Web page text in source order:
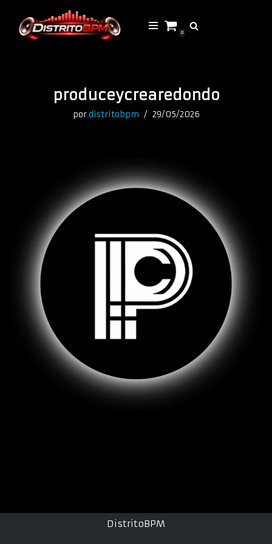
Saltar
0
produceycrearedondo
pordistritobpm 29/05/2026
DistritoBPM